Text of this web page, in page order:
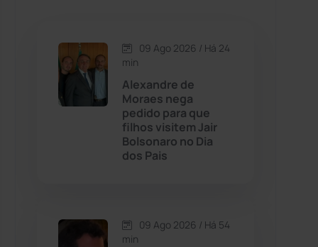
Caetité (1504)
Candiba
Cândido Sales
Caturama
09 Ago 2026 / Há 24
min
Alexandre de
Moraes nega
pedido para que
filhos visitem Jair
Bolsonaro no Dia
dos Pais
09 Ago 2026 / Há 54
min